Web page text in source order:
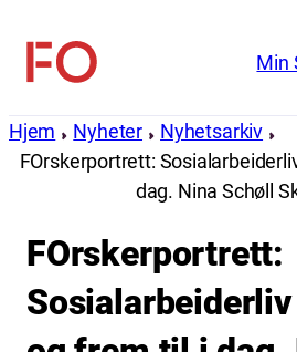
innhold
FO
Min
Hjem Nyheter
Nyhetsarkiv
FOrskerportrett:
dag. Nina Schøll
FOrskerportrett: